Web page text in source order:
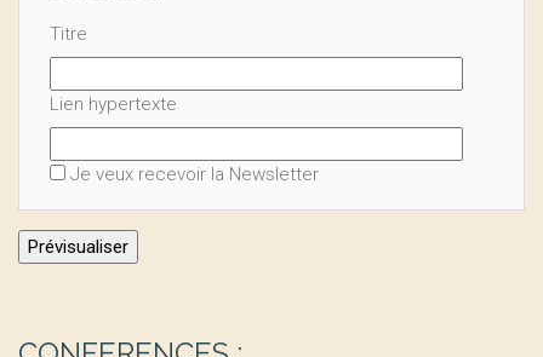
Titre
Lien hypertexte
Je veux recevoir la Newsletter